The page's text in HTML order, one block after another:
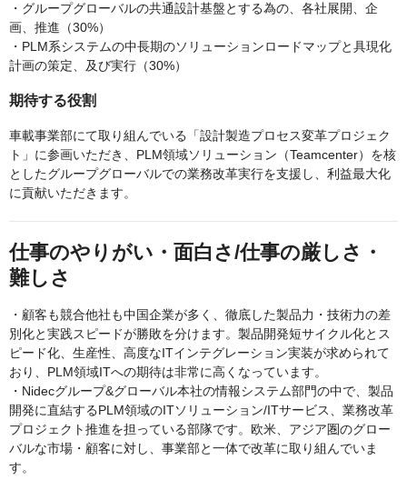
・グループグローバルの共通設計基盤とする為の、各社展開、企
画、推進（30%）
・PLM系システムの中長期のソリューションロードマップと具現化
計画の策定、及び実行（30%）
期待する役割
車載事業部にて取り組んでいる「設計製造プロセス変革プロジェク
ト」に参画いただき、PLM領域ソリューション（Teamcenter）を核
としたグループグローバルでの業務改革実行を支援し、利益最大化
に貢献いただきます。
仕事のやりがい・面白さ/仕事の厳しさ・
難しさ
・顧客も競合他社も中国企業が多く、徹底した製品力・技術力の差
別化と実践スピードが勝敗を分けます。製品開発短サイクル化とス
ピード化、生産性、高度なITインテグレーション実装が求められて
おり、PLM領域ITへの期待は非常に高くなっています。
・Nidecグループ&グローバル本社の情報システム部門の中で、製品
開発に直結するPLM領域のITソリューション/ITサービス、業務改革
プロジェクト推進を担っている部隊です。欧米、アジア圏のグロー
バルな市場・顧客に対し、事業部と一体で改革に取り組んでいま
す。